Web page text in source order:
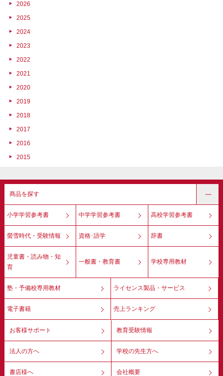
2026
2025
2024
2023
2022
2021
2020
2019
2018
2017
2016
2015
商品を探す
小学学習参考書 中学学習参考書 高校学習参考書
螢雪時代・受験情報 資格･語学 辞書
児童書・読み物・知
育
一般書・教育書 学校専用教材
塾・予備校専用教材 ライセンス製品・サービス
電子書籍 売上ランキング
お客様サポート 教育受験情報
法人の方へ 学校の先生方へ
書店様へ 会社概要